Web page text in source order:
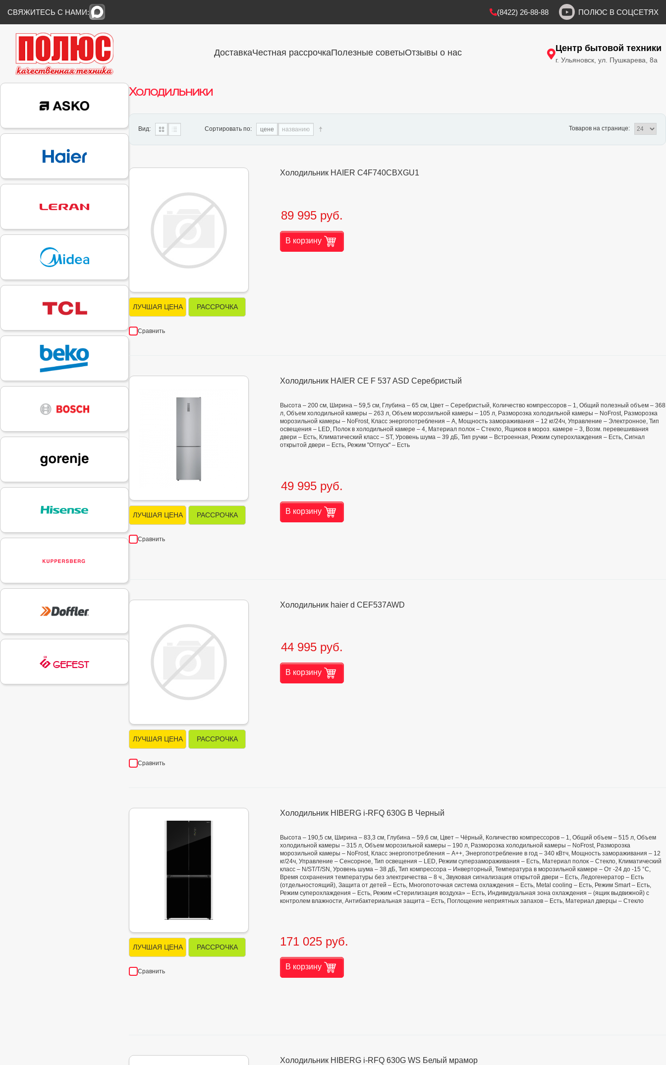
СВЯЖИТЕСЬ С НАМИ: (8422) 26-88-88 ПОЛЮС В СОЦСЕТЯХ
ДоставкаЧестная рассрочкаПолезные советыОтзывы о нас Центр бытовой техники
г. Ульяновск, ул. Пушкарева, 8а
Холодильники
Вид: Сортировать по: цене названию Товаров на странице:
ЛУЧШАЯ ЦЕНА РАССРОЧКА
Сравнить
Холодильник HAIER C4F740CBXGU1
89 995 руб.
В корзину
ЛУЧШАЯ ЦЕНА РАССРОЧКА
Сравнить
Холодильник HAIER CE F 537 ASD Серебристый
Высота – 200 см, Ширина – 59,5 см, Глубина – 65 см, Цвет – Серебристый, Количество компрессоров – 1, Общий полезный объем – 368
л, Объем холодильной камеры – 263 л, Объем морозильной камеры – 105 л, Разморозка холодильной камеры – NoFrost, Разморозка
морозильной камеры – NoFrost, Класс энергопотребления – А, Мощность замораживания – 12 кг/24ч, Управление – Электронное, Тип
освещения – LED, Полок в холодильной камере – 4, Материал полок – Стекло, Ящиков в мороз. камере – 3, Возм. перевешивания
двери – Есть, Климатический класс – ST, Уровень шума – 39 дБ, Тип ручки – Встроенная, Режим суперохлаждения – Есть, Сигнал
открытой двери – Есть, Режим "Отпуск" – Есть
49 995 руб.
В корзину
ЛУЧШАЯ ЦЕНА РАССРОЧКА
Сравнить
Холодильник haier d CEF537AWD
44 995 руб.
В корзину
ЛУЧШАЯ ЦЕНА РАССРОЧКА
Сравнить
Холодильник HIBERG i-RFQ 630G B Черный
Высота – 190,5 см, Ширина – 83,3 см, Глубина – 59,6 см, Цвет – Чёрный, Количество компрессоров – 1, Общий объем – 515 л, Объем
холодильной камеры – 315 л, Объем морозильной камеры – 190 л, Разморозка холодильной камеры – NoFrost, Разморозка
морозильной камеры – NoFrost, Класс энергопотребления – А++, Энергопотребление в год – 340 кВтч, Мощность замораживания – 12
кг/24ч, Управление – Сенсорное, Тип освещения – LED, Режим суперзамораживания – Есть, Материал полок – Стекло, Климатический
класс – N/ST/T/SN, Уровень шума – 38 дБ, Тип компрессора – Инверторный, Температура в морозильной камере – От -24 до -15 °C,
Время сохранения температуры без электричества – 8 ч., Звуковая сигнализация открытой двери – Есть, Ледогенератор – Есть
(отдельностоящий), Защита от детей – Есть, Многопоточная система охлаждения – Есть, Metal cooling – Есть, Режим Smart – Есть,
Режим суперохлаждения – Есть, Режим «Стерилизация воздуха» – Есть, Индивидуальная зона охлаждения – (ящик выдвижной) с
контролем влажности, Антибактериальная защита – Есть, Поглощение неприятных запахов – Есть, Материал дверцы – Стекло
171 025 руб.
В корзину
Холодильник HIBERG i-RFQ 630G WS Белый мрамор